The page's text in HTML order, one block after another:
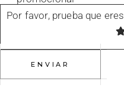
Por favor, prueba que
ENVIAR